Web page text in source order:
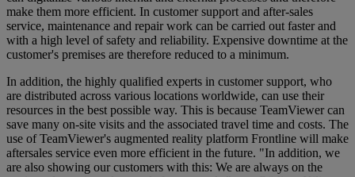
make them more efficient. In customer support and after-sales
service, maintenance and repair work can be carried out faster and
with a high level of safety and reliability. Expensive downtime at the
customer's premises are therefore reduced to a minimum.
In addition, the highly qualified experts in customer support, who
are distributed across various locations worldwide, can use their
resources in the best possible way. This is because TeamViewer can
save many on-site visits and the associated travel time and costs. The
use of TeamViewer's augmented reality platform Frontline will make
aftersales service even more efficient in the future. "In addition, we
are also showing our customers with this: We are always on the